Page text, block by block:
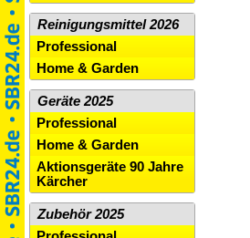
Reinigungsmittel 2026
Professional
Home & Garden
Geräte 2025
Professional
Home & Garden
Aktionsgeräte 90 Jahre
Kärcher
Zubehör 2025